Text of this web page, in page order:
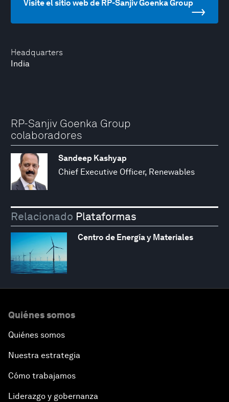
Headquarters
India
Visite el sitio web de RP-Sanjiv Goenka Group
RP-Sanjiv Goenka Group
colaboradores
Sandeep Kashyap
Chief Executive Officer, Renewables
Relacionado Plataformas
Centro de Energía y Materiales
Quiénes somos
Quiénes somos
Nuestra estrategia
Cómo trabajamos
Liderazgo y gobernanza